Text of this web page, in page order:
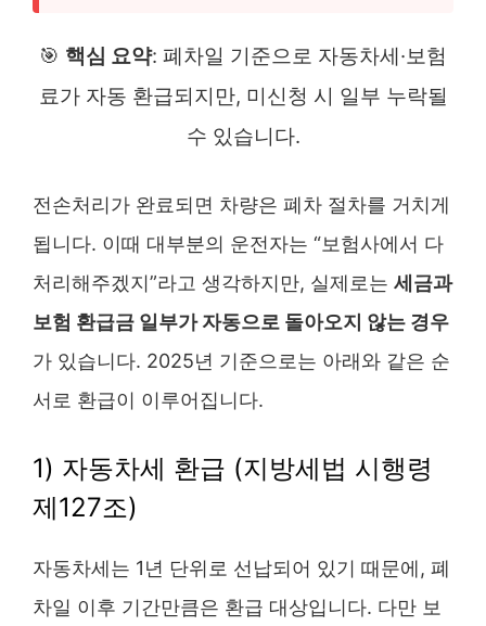
🎯 핵심 요약: 폐차일 기준으로 자동차세·보험
료가 자동 환급되지만, 미신청 시 일부 누락될
수 있습니다.
전손처리가 완료되면 차량은 폐차 절차를 거치게
됩니다. 이때 대부분의 운전자는 “보험사에서 다
처리해주겠지”라고 생각하지만, 실제로는 세금과
보험 환급금 일부가 자동으로 돌아오지 않는 경우
가 있습니다. 2025년 기준으로는 아래와 같은 순
서로 환급이 이루어집니다.
1) 자동차세 환급 (지방세법 시행령
제127조)
자동차세는 1년 단위로 선납되어 있기 때문에, 폐
차일 이후 기간만큼은 환급 대상입니다. 다만 보